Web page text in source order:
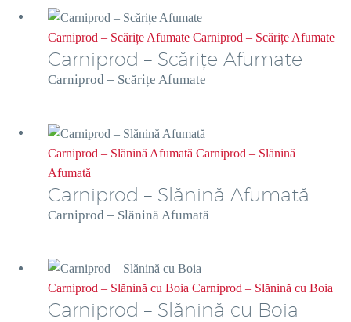
Carniprod – Scărițe Afumate Carniprod – Scărițe Afumate
Carniprod – Scărițe Afumate
Carniprod – Scărițe Afumate
Carniprod – Slănină Afumată Carniprod – Slănină
Afumată
Carniprod – Slănină Afumată
Carniprod – Slănină Afumată
Carniprod – Slănină cu Boia Carniprod – Slănină cu Boia
Carniprod – Slănină cu Boia